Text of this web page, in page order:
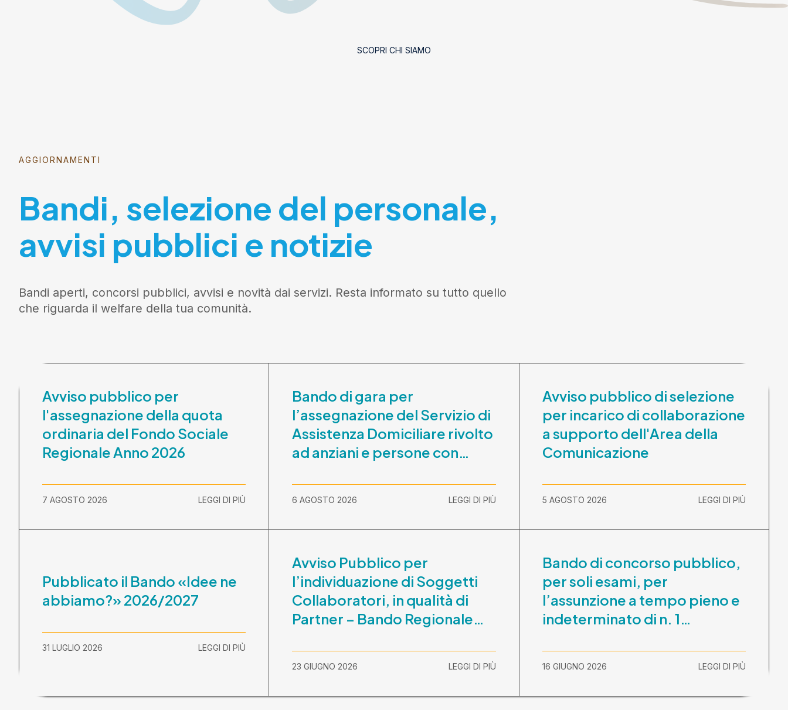
SCOPRI CHI SIAMO
AGGIORNAMENTI
Bandi, selezione del personale,
avvisi pubblici e notizie
Bandi aperti, concorsi pubblici, avvisi e novità dai servizi. Resta informato su tutto quello
che riguarda il welfare della tua comunità.
Avviso pubblico per
l'assegnazione della quota
ordinaria del Fondo Sociale
Regionale Anno 2026
7 AGOSTO 2026 LEGGI DI PIÙ
Bando di gara per
l’assegnazione del Servizio di
Assistenza Domiciliare rivolto
ad anziani e persone con
ottobre 2026-30 settembre
2029
6 AGOSTO 2026 LEGGI DI PIÙ
Avviso pubblico di selezione
per incarico di collaborazione
a supporto dell'Area della
Comunicazione
5 AGOSTO 2026 LEGGI DI PIÙ
Pubblicato il Bando «Idee ne
abbiamo?» 2026/2027
31 LUGLIO 2026 LEGGI DI PIÙ
Avviso Pubblico per
l’individuazione di Soggetti
Collaboratori, in qualità di
Partner – Bando Regionale
2026” – CUP
E81B26000210003
23 GIUGNO 2026 LEGGI DI PIÙ
Bando di concorso pubblico,
per soli esami, per
l’assunzione a tempo pieno e
indeterminato di n. 1
Comunicazione prova scritta
e prova orale
16 GIUGNO 2026 LEGGI DI PIÙ